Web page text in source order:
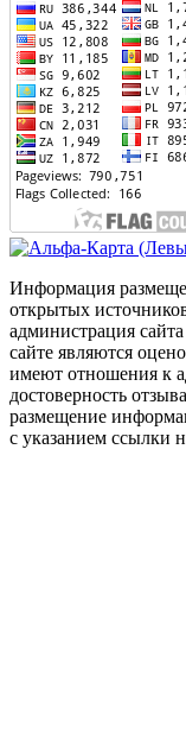
Информация
открытых
администрация
сайте являются
имеют отношения к
достоверность
размещение
с указанием ссылки